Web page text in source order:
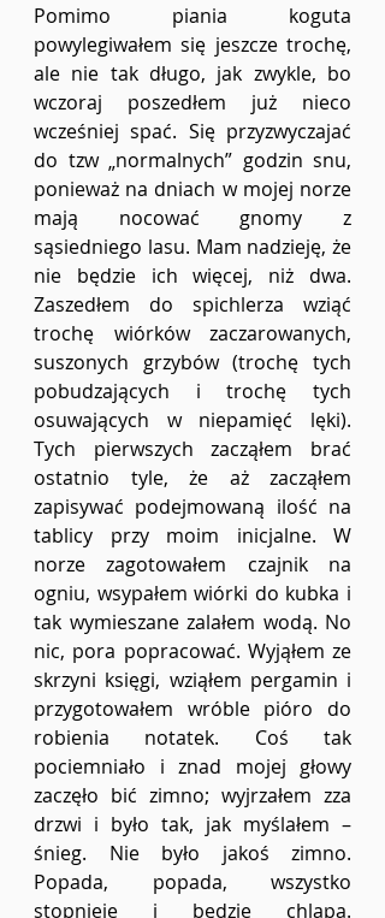
Pomimo piania koguta
powylegiwałem się jeszcze trochę,
ale nie tak długo, jak zwykle, bo
wczoraj poszedłem już nieco
wcześniej spać. Się przyzwyczajać
do tzw „normalnych” godzin snu,
ponieważ na dniach w mojej norze
mają nocować gnomy z
sąsiedniego lasu. Mam nadzieję, że
nie będzie ich więcej, niż dwa.
Zaszedłem do spichlerza wziąć
trochę wiórków zaczarowanych,
suszonych grzybów (trochę tych
pobudzających i trochę tych
osuwających w niepamięć lęki).
Tych pierwszych zacząłem brać
ostatnio tyle, że aż zacząłem
zapisywać podejmowaną ilość na
tablicy przy moim inicjalne. W
norze zagotowałem czajnik na
ogniu, wsypałem wiórki do kubka i
tak wymieszane zalałem wodą. No
nic, pora popracować. Wyjąłem ze
skrzyni księgi, wziąłem pergamin i
przygotowałem wróble pióro do
robienia notatek. Coś tak
pociemniało i znad mojej głowy
zaczęło bić zimno; wyjrzałem zza
drzwi i było tak, jak myślałem –
śnieg. Nie było jakoś zimno.
Popada, popada, wszystko
stopnieje i będzie chlapa.